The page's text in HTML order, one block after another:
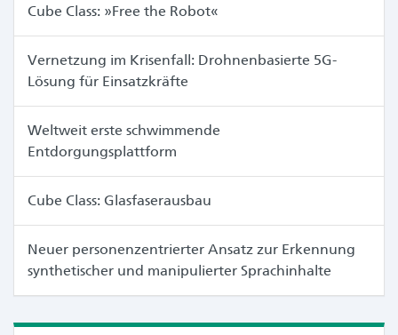
Cube Class: »Free the Robot«
Vernetzung im Krisenfall: Drohnenbasierte 5G-
Lösung für Einsatzkräfte
Weltweit erste schwimmende
Entdorgungsplattform
Cube Class: Glasfaserausbau
Neuer personenzentrierter Ansatz zur Erkennung
synthetischer und manipulierter Sprachinhalte